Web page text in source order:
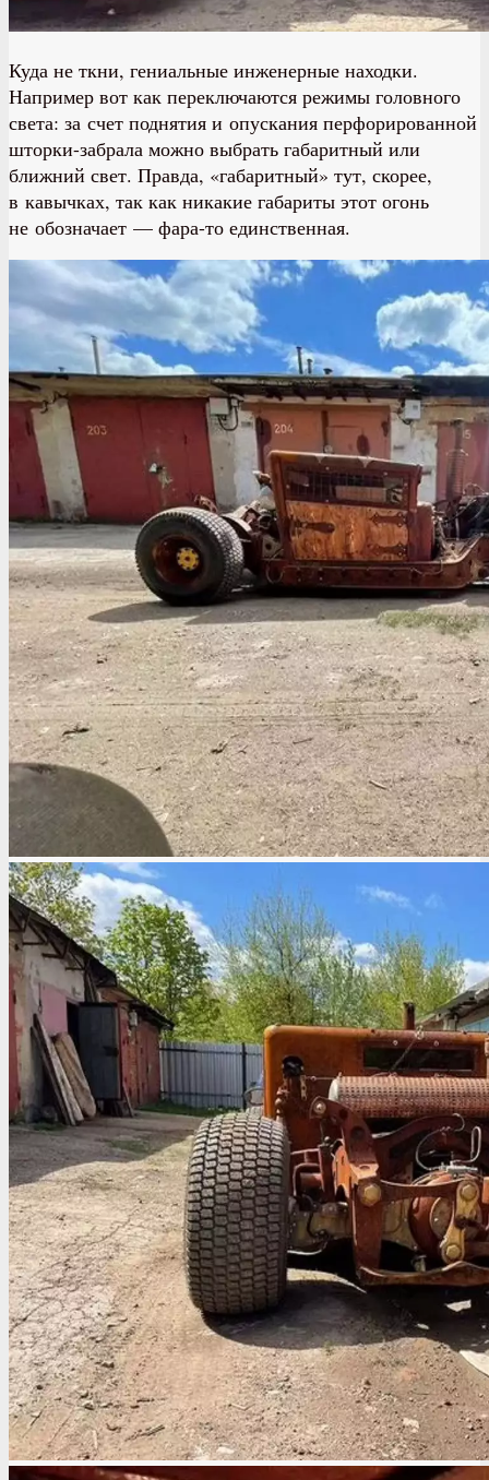
Куда не ткни, гениальные инженерные находки.
Например вот как переключаются режимы головного
света: за счет поднятия и опускания перфорированной
шторки-забрала можно выбрать габаритный или
ближний свет. Правда, «габаритный» тут, скорее,
в кавычках, так как никакие габариты этот огонь
не обозначает — фара-то единственная.